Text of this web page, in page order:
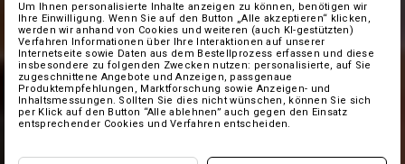
Um Ihnen personalisierte Inhalte anzeigen zu können, benötigen wir
Ihre Einwilligung. Wenn Sie auf den Button „Alle akzeptieren“ klicken,
werden wir anhand von Cookies und weiteren (auch KI-gestützten)
Verfahren Informationen über Ihre Interaktionen auf unserer
Internetseite sowie Daten aus dem Bestellprozess erfassen und diese
insbesondere zu folgenden Zwecken nutzen: personalisierte, auf Sie
zugeschnittene Angebote und Anzeigen, passgenaue
Produktempfehlungen, Marktforschung sowie Anzeigen- und
Inhaltsmessungen. Sollten Sie dies nicht wünschen, können Sie sich
per Klick auf den Button “Alle ablehnen” auch gegen den Einsatz
entsprechender Cookies und Verfahren entscheiden.